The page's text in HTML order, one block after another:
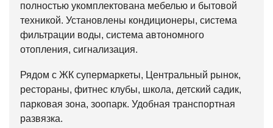
полностью укомплектована мебелью и бытовой
техникой. Установлены кондиционеры, система
фильтрации воды, система автономного
отопления, сигнализация.
Рядом с ЖК супермаркеты, Центральный рынок,
рестораны, фитнес клубы, школа, детский садик,
парковая зона, зоопарк. Удобная транспортная
развязка.